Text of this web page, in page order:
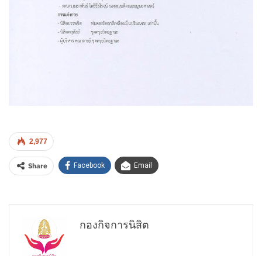
2,977
Share Facebook Email
กองกิจการนิสิต